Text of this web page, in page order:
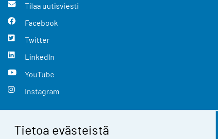
Tietoa evästeistä
Tilaa uutisviesti
Facebook
Twitter
LinkedIn
YouTube
Instagram
Yhteystiedot